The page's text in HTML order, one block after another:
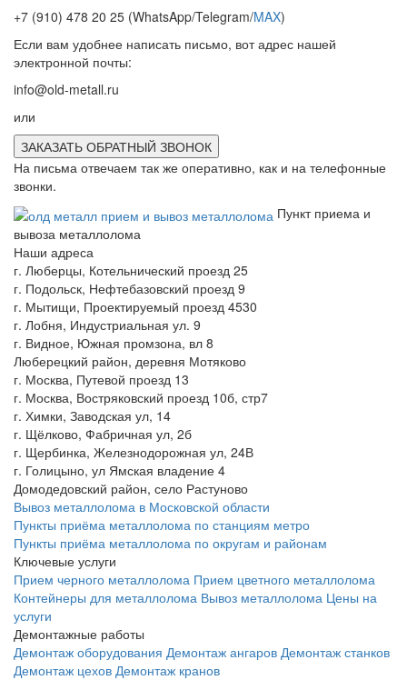
+7 (910) 478 20 25 (WhatsApp/Telegram/MAX)
Если вам удобнее написать письмо, вот адрес нашей
электронной почты:
info@old-metall.ru
или
ЗАКАЗАТЬ ОБРАТНЫЙ ЗВОНОК
На письма отвечаем так же оперативно, как и на телефонные
звонки.
Пункт приема и
вывоза металлолома
Наши адреса
г. Люберцы, Котельнический проезд 25
г. Подольск, Нефтебазовский проезд 9
г. Мытищи, Проектируемый проезд 4530
г. Лобня, Индустриальная ул. 9
г. Видное, Южная промзона, вл 8
Люберецкий район, деревня Мотяково
г. Москва, Путевой проезд 13
г. Москва, Востряковский проезд 10б, стр7
г. Химки, Заводская ул, 14
г. Щёлково, Фабричная ул, 2б
г. Щербинка, Железнодорожная ул, 24В
г. Голицыно, ул Ямская владение 4
Домодедовский район, село Растуново
Вывоз металлолома в Московской области
Пункты приёма металлолома по станциям метро
Пункты приёма металлолома по округам и районам
Ключевые услуги
Прием черного металлолома Прием цветного металлолома
Контейнеры для металлолома Вывоз металлолома Цены на
услуги
Демонтажные работы
Демонтаж оборудования Демонтаж ангаров Демонтаж станков
Демонтаж цехов Демонтаж кранов